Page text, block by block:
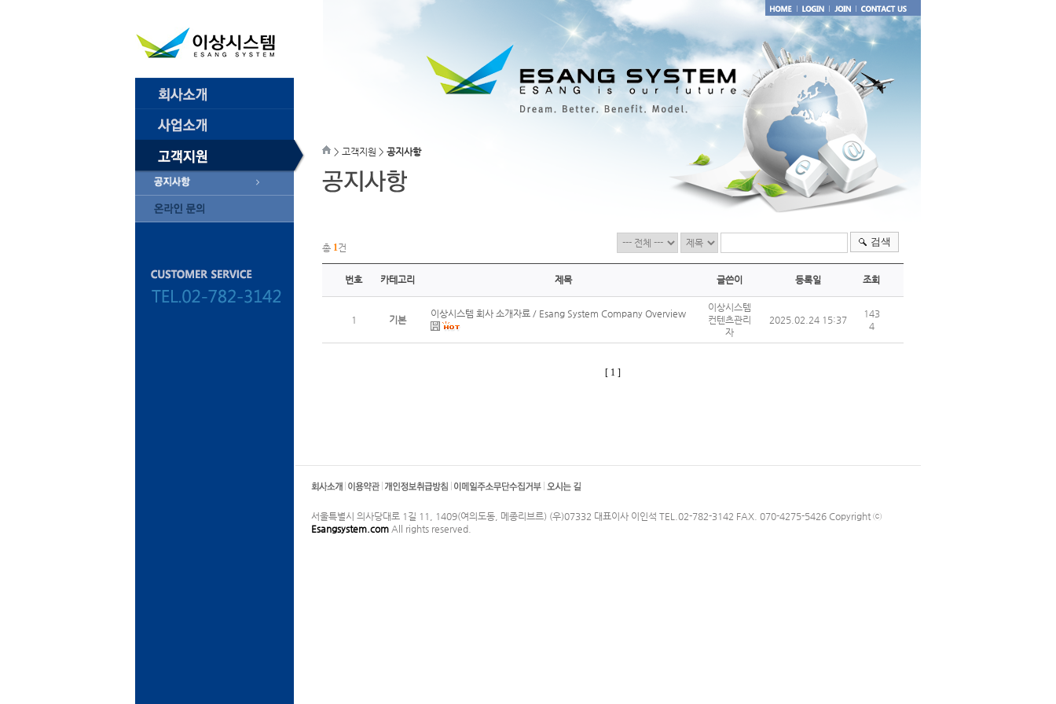
> 고객지원 > 공지사항
총 1건 검색
번호 카테고리 제목 글쓴이 등록일 조회
1 기본
이상시스템 회사 소개자료 / Esang System Company Overview
이상시스템
컨텐츠관리
자
2025.02.24 15:37
143
4
[ 1 ]
서울특별시 의사당대로 1길 11, 1409(여의도동, 메종리브르) (우)07332 대표이사 이인석 TEL.02-782-3142 FAX. 070-4275-5426 Copyright ⓒ
Esangsystem.comAll rights reserved.